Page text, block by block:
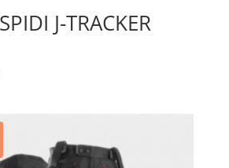
J-TRACKER